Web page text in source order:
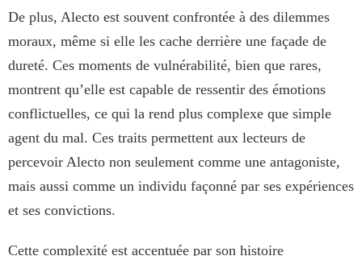
De plus, Alecto est souvent confrontée à des dilemmes
moraux, même si elle les cache derrière une façade de
dureté. Ces moments de vulnérabilité, bien que rares,
montrent qu’elle est capable de ressentir des émotions
conflictuelles, ce qui la rend plus complexe que simple
agent du mal. Ces traits permettent aux lecteurs de
percevoir Alecto non seulement comme une antagoniste,
mais aussi comme un individu façonné par ses expériences
et ses convictions.
Cette complexité est accentuée par son histoire